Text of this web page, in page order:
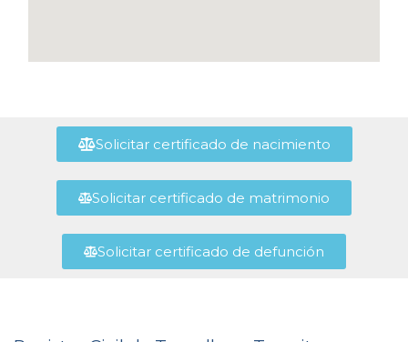
Solicitar certificado de nacimiento
Solicitar certificado de matrimonio
Solicitar certificado de defunción